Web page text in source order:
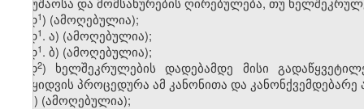
დ​1) (ამოღებულია);
დ​1. ა) (ამოღებულია);
დ​1. ბ) (ამოღებულია);
დ​2) ხელშეკრულების დადებამდე მისი
შესყიდვის პროცედურა ამ კანონითა და
ე) (ამოღებულია);